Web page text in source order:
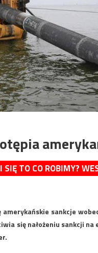
SIĘ TO CO ROBIMY?
sankcje
się nałożeniu sankcji